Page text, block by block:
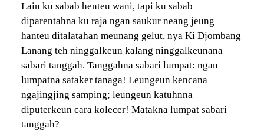
Lain ku sabab henteu wani, tapi ku sabab
diparentahna ku raja ngan saukur neang jeung
hanteu ditalatahan meunang gelut, nya Ki Djombang
Lanang teh ninggalkeun kalang ninggalkeunana
sabari tanggah. Tanggahna sabari lumpat: ngan
lumpatna sataker tanaga! Leungeun kencana
ngajingjing samping; leungeun katuhnna
diputerkeun cara kolecer! Matakna lumpat sabari
tanggah?